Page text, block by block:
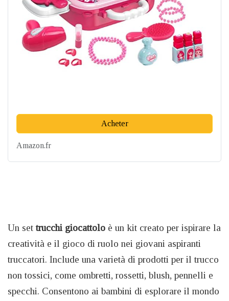
Acheter
Amazon.fr
Un set trucchi giocattolo è un kit creato per ispirare la
creatività e il gioco di ruolo nei giovani aspiranti
truccatori. Include una varietà di prodotti per il trucco
non tossici, come ombretti, rossetti, blush, pennelli e
specchi. Consentono ai bambini di esplorare il mondo